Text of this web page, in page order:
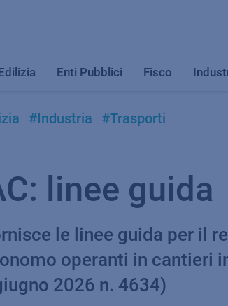
Enti Pubblici Fisco
#Industria #Trasporti
linee guida
le linee guida per il
operanti in cantieri
2026 n. 4634)